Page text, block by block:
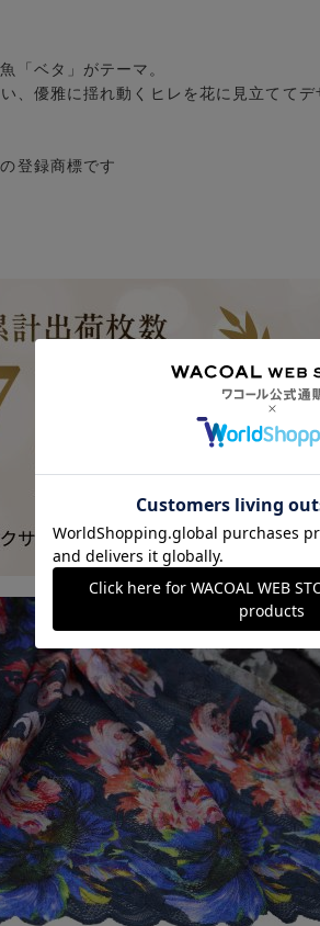
「ベタ」がテーマ。
、優雅に揺れ動くヒレを花に見立ててデ
登録商標です